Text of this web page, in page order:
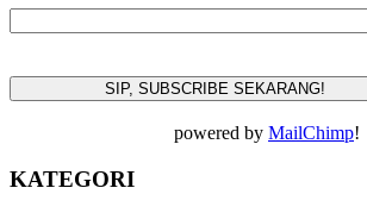
powered by MailChimp!
KATEGORI